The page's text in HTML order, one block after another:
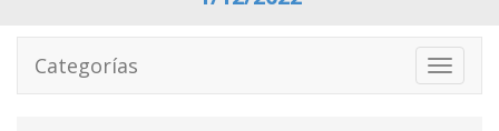
Toggle
Categorías